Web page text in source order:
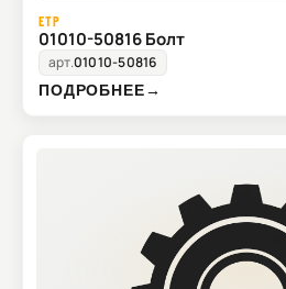
ETP
01010-50816 Болт
арт.01010-50816
ПОДРОБНЕЕ→